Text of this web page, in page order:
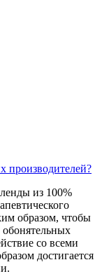
производителей?
из 100%
образом, чтобы
со всеми
достигается